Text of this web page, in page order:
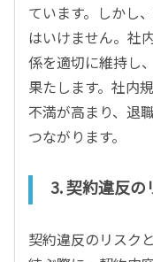
ています。しかし
はいけません。社
係を適切に維持し
果たします。社内
不満が高まり、退
つながります。
3. 契約違反の
契約違反のリスク